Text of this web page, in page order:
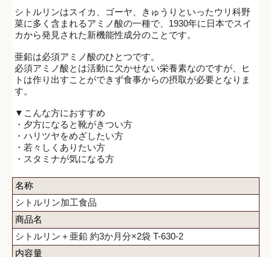
シトルリンはスイカ、ゴーヤ、きゅうりといったウリ科野
菜に多く含まれるアミノ酸の一種で、1930年に日本でスイ
カから発見された新機能性成分のことです。
亜鉛は必須アミノ酸のひとつです。
必須アミノ酸とは活動に欠かせない栄養素なのですが、ヒ
トは作り出すことができず食事からの摂取が必要となりま
す。
▼こんな方におすすめ
・夕方になると靴がきつい方
・ハリツヤをめざしたい方
・若々しくありたい方
・スタミナが気になる方
名称
シトルリン加工食品
商品名
シトルリン＋亜鉛 約3か月分×2袋 T-630-2
内容量